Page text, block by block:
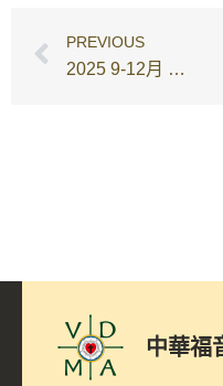
PREVIOUS
2025 9-12月 聖三一堂樂齡健康教室
中華福